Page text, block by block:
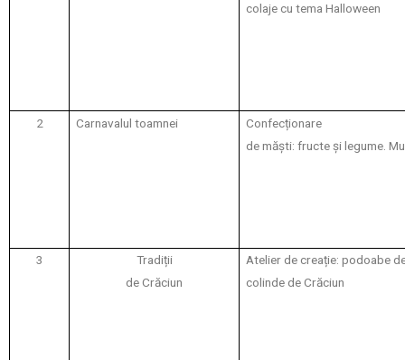
colaje cu tema Halloween
2 Carnavalul toamnei
Confecționare
de măști: fructe și legume.
3
Tradiții
de Crăciun
Atelier de creație: podoabe
colinde de Crăciun